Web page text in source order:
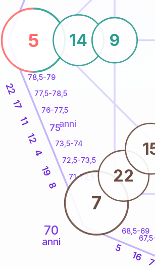
70
anni
68,5-69
71-72,5
72,5-73,5
73,5-74
76-77,5
77,5-78,5
78,5-79
7
16
5
8
19
4
12
11
17
22
5
7
14 9
22
75anni